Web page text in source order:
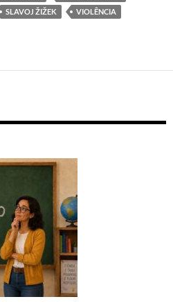
SLAVOJ ŽIŽEK
VIOLÊNCIA